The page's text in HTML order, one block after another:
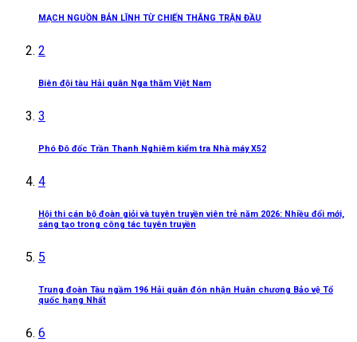
MẠCH NGUỒN BẢN LĨNH TỪ CHIẾN THẮNG TRẬN ĐẦU
2
Biên đội tàu Hải quân Nga thăm Việt Nam
3
Phó Đô đốc Trần Thanh Nghiêm kiểm tra Nhà máy X52
4
Hội thi cán bộ đoàn giỏi và tuyên truyền viên trẻ năm 2026: Nhiều đổi mới,
sáng tạo trong công tác tuyên truyền
5
Trung đoàn Tàu ngầm 196 Hải quân đón nhận Huân chương Bảo vệ Tổ
quốc hạng Nhất
6